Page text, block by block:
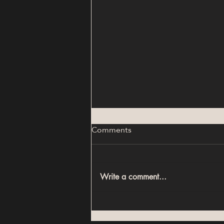
أكبر أخطاء الاستثمار العقاري في
Comments
Write a comment...